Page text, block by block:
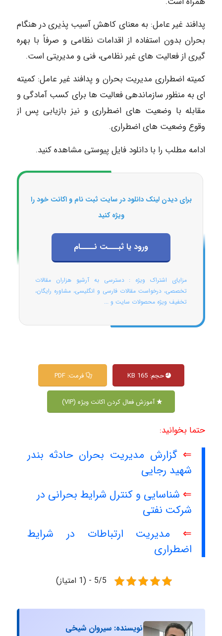
پدافند غیر عامل: به معنای کاهش آسیب پذیری در هنگام
بحران بدون استفاده از اقدامات نظامی و صرفاً با بهره
گیری از فعالیت های غیر نظامی، فنی و مدیریتی است.
کمیته اضطراری مدیریت بحران و پدافند غیر عامل: کمیته
ای به منظور سازماندهی فعالیت ها برای کسب آمادگی و
مقابله با وضعیت های اضطراری و نیز بازیابی پس از
وقوع وضعیت های اضطراری.
ادامه مطلب را با دانلود فایل پیوستی مشاهده کنید.
برای دیدن لینک دانلود در سایت ثبت نام و اکانت خود را
ویژه کنید
ورود یا ثبـــت نــــام
مزایای اشتراک ویژه : دسترسی به آرشیو هزاران مقالات
تخصصی، درخواست مقالات فارسی و انگلیسی، مشاوره رایگان،
تخفیف ویژه محصولات سایت و ...
حجم: 165 KB فرمت: PDF
آموزش فعال کردن اکانت ویژه (VIP)
حتما بخوانید:
⇐گزارش⁩ مدیریت بحران حادثه بندر
شهید رجایی
⇐ شناسایی و کنترل شرایط بحرانی در
شرکت نفتی
⇐ مدیریت ارتباطات در شرایط
اضطراری
5/5 - (1 امتیاز)
نویسنده: سیروان شیخی